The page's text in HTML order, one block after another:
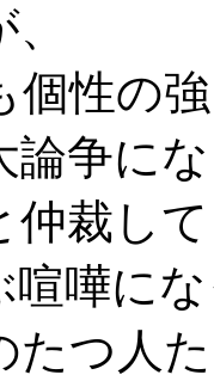
個性の
論争に
仲裁し
喧嘩に
たつ人